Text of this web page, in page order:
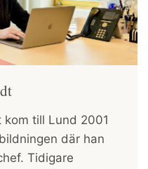
kom till Lund 2001
där han
Tidigare